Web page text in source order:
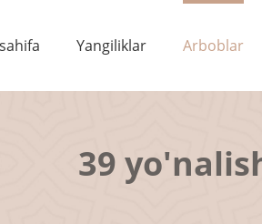
Yangiliklar Arboblar
39